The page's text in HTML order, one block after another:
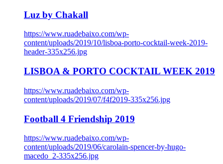
Luz by Chakall
https://www.ruadebaixo.com/wp-
content/uploads/2019/10/lisboa-porto-cocktail-week-2019-
header-335x256.jpg
LISBOA & PORTO COCKTAIL WEEK 2019
https://www.ruadebaixo.com/wp-
content/uploads/2019/07/f4f2019-335x256.jpg
Football 4 Friendship 2019
https://www.ruadebaixo.com/wp-
content/uploads/2019/06/carolain-spencer-by-hugo-
macedo_2-335x256.jpg